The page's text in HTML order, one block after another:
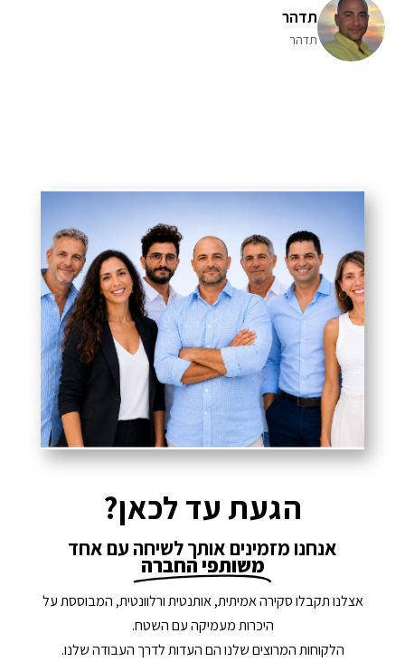
תדהר
תדהר
הגעת עד לכאן?
אנחנו מזמינים אותך לשיחה עם אחד
משותפי החברה
אצלנו תקבלו סקירה אמיתית, אותנטית ורלוונטית, המבוססת על
היכרות מעמיקה עם השטח.
הלקוחות המרוצים שלנו הם העדות לדרך העבודה שלנו.